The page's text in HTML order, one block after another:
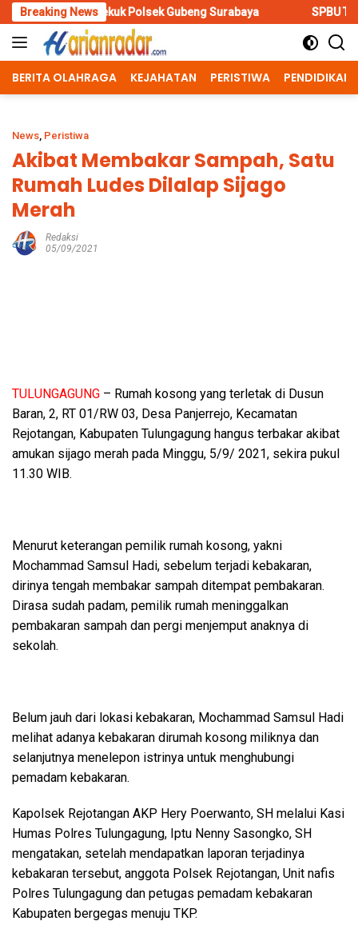
Skip
to
content
Breaking News
Polsek Gubeng Surabaya SPBU Tangkel Bangkalan
BERITA OLAHRAGA KEJAHATAN PERISTIWA PENDIDIKAN
News, Peristiwa
Akibat Membakar Sampah, Satu
Rumah Ludes Dilalap Sijago
Merah
Redaksi
05/09/2021
TULUNGAGUNG – Rumah kosong yang terletak di Dusun
Baran, 2, RT 01/RW 03, Desa Panjerrejo, Kecamatan
Rejotangan, Kabupaten Tulungagung hangus terbakar akibat
amukan sijago merah pada Minggu, 5/9/ 2021, sekira pukul
11.30 WIB.
Menurut keterangan pemilik rumah kosong, yakni
Mochammad Samsul Hadi, sebelum terjadi kebakaran,
dirinya tengah membakar sampah ditempat pembakaran.
Dirasa sudah padam, pemilik rumah meninggalkan
pembakaran sampah dan pergi menjemput anaknya di
sekolah.
Belum jauh dari lokasi kebakaran, Mochammad Samsul Hadi
melihat adanya kebakaran dirumah kosong miliknya dan
selanjutnya menelepon istrinya untuk menghubungi
pemadam kebakaran.
Kapolsek Rejotangan AKP Hery Poerwanto, SH melalui Kasi
Humas Polres Tulungagung, Iptu Nenny Sasongko, SH
mengatakan, setelah mendapatkan laporan terjadinya
kebakaran tersebut, anggota Polsek Rejotangan, Unit nafis
Polres Tulungagung dan petugas pemadam kebakaran
Kabupaten bergegas menuju TKP.